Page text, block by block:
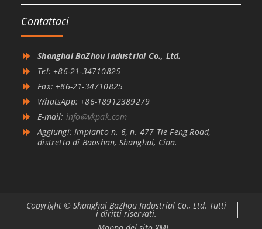
Contattaci
Shanghai BaZhou Industrial Co., Ltd.
Tel: +86-21-34710825
Fax: +86-21-34710825
WhatsApp: +86-18912389279
E-mail: info@vkpak.com
Aggiungi: Impianto n. 6, n. 477 Tie Feng Road,
distretto di Baoshan, Shanghai, Cina.
Copyright © Shanghai BaZhou Industrial Co., Ltd. Tutti
i diritti riservati.